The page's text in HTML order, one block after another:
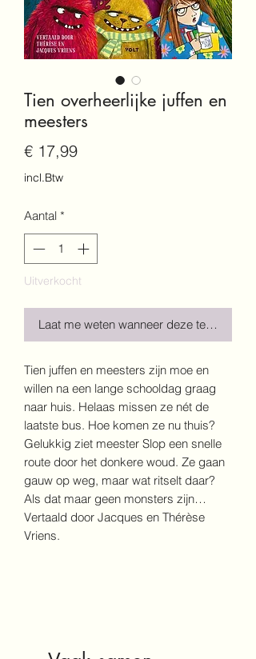
Tien overheerlijke juffen en
meesters
€ 17,99Prijs
incl.Btw
Aantal *
Uitverkocht
Laat me weten wanneer deze terug is!
Tien juffen en meesters zijn moe en
willen na een lange schooldag graag
naar huis. Helaas missen ze nét de
laatste bus. Hoe komen ze nu thuis?
Gelukkig ziet meester Slop een snelle
route door het donkere woud. Ze gaan
gauw op weg, maar wat ritselt daar?
Als dat maar geen monsters zijn…
Vertaald door Jacques en Thérèse
Vriens.